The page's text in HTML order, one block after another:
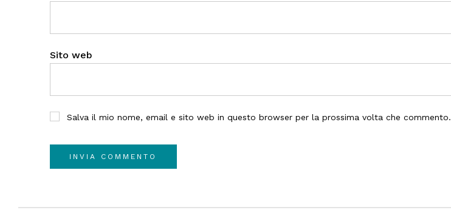
Sito web
Salva il mio nome, email e sito web in questo browser per la prossima volta che commento.